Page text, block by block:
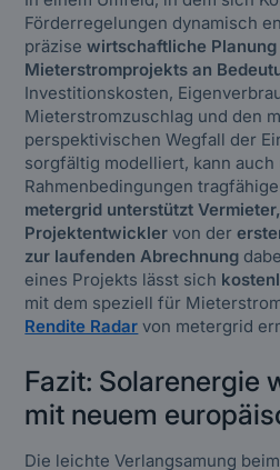
Förderregelungen dynamisch
präzisewirtschaftliche Planung
Mieterstromprojekts an
Investitionskosten,
Mieterstromzuschlag und den
perspektivischen Wegfall der
sorgfältig modelliert, kann
Rahmenbedingungen
metergrid unterstützt
Projektentwickler von der
zur laufenden Abrechnung
eines Projekts lässt sich
mit dem speziell für
Rendite Radar von metergrid
Fazit: Solarenergie
mit neuem
Die leichte Verlangsamung